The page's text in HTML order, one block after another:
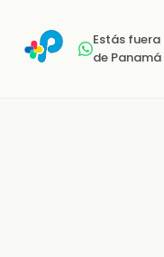
Estás fuera
de Panamá